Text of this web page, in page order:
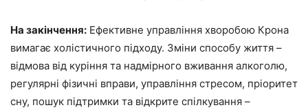
На закінчення: Ефективне управління хворобою Крона
вимагає холістичного підходу. Зміни способу життя –
відмова від куріння та надмірного вживання алкоголю,
регулярні фізичні вправи, управління стресом, пріоритет
сну, пошук підтримки та відкрите спілкування –